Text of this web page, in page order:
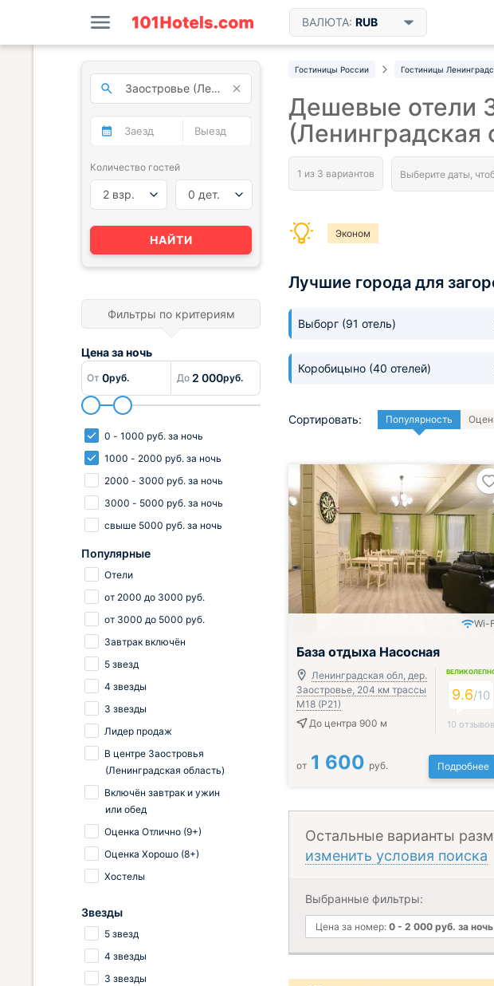
ВАЛЮТА: RUB
Гостиницы России Гостиницы
Дешевые отели
(Ленинградская
Эконом
Лучшие города для
Выборг (91 отель)
Коробицыно (40 отелей)
Сортировать: Популярность
Wi-
База отдыха Насосная
Ленинградская обл, дер.
Заостровье, 204 км трассы
М18 (Р21)
До центра 900 м
9.6/10
10 отзывов
от 1 600 руб. Подробнее
Остальные варианты
изменить условия поиска
Выбранные фильтры:
Цена за номер: 0 - 2 000 руб. за ночь
Количество гостей
2 взр. 0 дет.
НАЙТИ
Фильтры по критериям
Цена заночь
От 0руб. До 2 000руб.
0 - 1000 руб. за ночь
1000 - 2000 руб. за ночь
2000 - 3000 руб. за ночь
3000 - 5000 руб. за ночь
свыше 5000 руб. за ночь
Популярные
Отели
от 2000 до 3000 руб.
от 3000 до 5000 руб.
Завтрак включён
5 звезд
4 звезды
3 звезды
Лидер продаж
В центре Заостровья
(Ленинградская область)
Включён завтрак и ужин
или обед
Оценка Отлично (9+)
Оценка Хорошо (8+)
Хостелы
Звезды
5 звезд
4 звезды
3 звезды